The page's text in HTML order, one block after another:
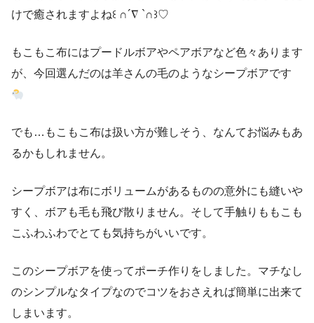
けで癒されますよね꒰ ∩´∇ `∩꒱♡
もこもこ布にはプードルボアやペアボアなど色々あります
が、今回選んだのは羊さんの毛のようなシープボアです
でも…もこもこ布は扱い方が難しそう、なんてお悩みもあ
るかもしれません。
シープボアは布にボリュームがあるものの意外にも縫いや
すく、ボアも毛も飛び散りません。そして手触りももこも
こふわふわでとても気持ちがいいです。
このシープボアを使ってポーチ作りをしました。マチなし
のシンプルなタイプなのでコツをおさえれば簡単に出来て
しまいます。